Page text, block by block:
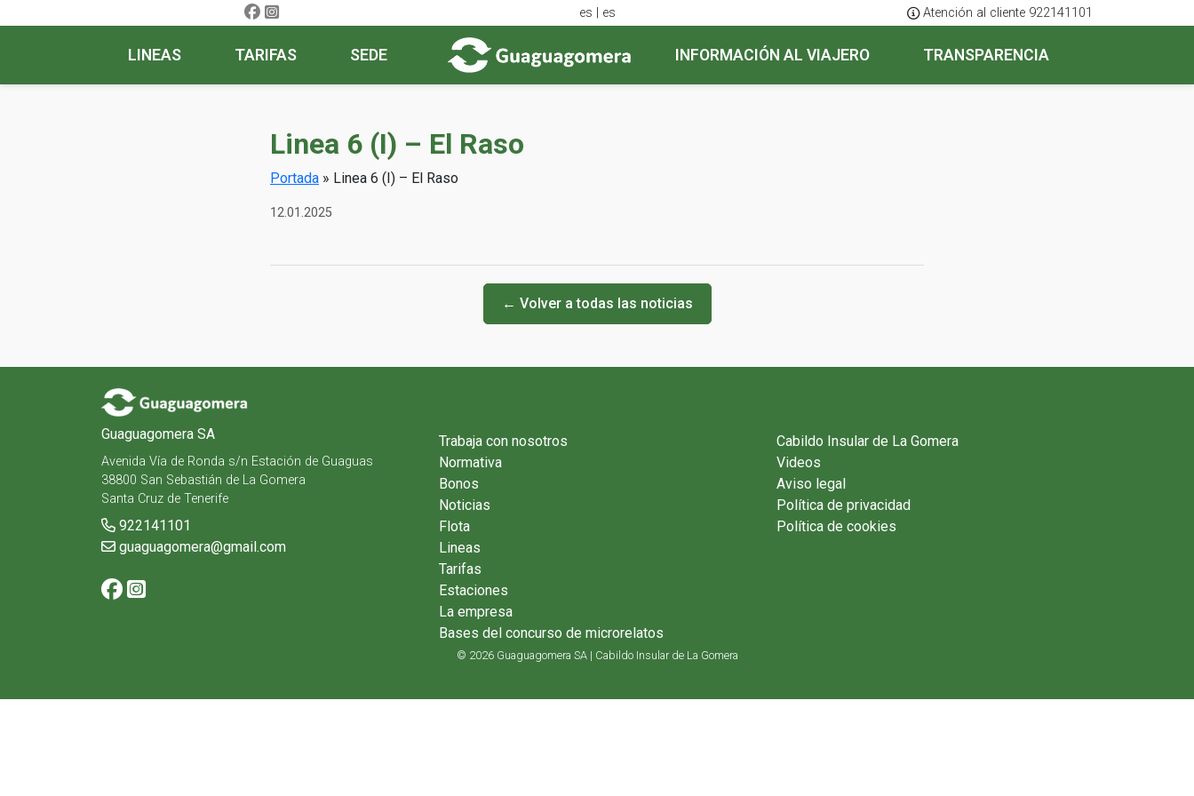
es | es Atención al cliente 922141101
LINEAS TARIFAS SEDE INFORMACIÓN AL VIAJERO TRANSPARENCIA
Linea 6 (I) – El Raso
Portada » Linea 6 (I) – El Raso
12.01.2025
← Volver a todas las noticias
Guaguagomera SA
Avenida Vía de Ronda s/n Estación de Guaguas
38800 San Sebastián de La Gomera
Santa Cruz de Tenerife
922141101
guaguagomera@gmail.com
Trabaja con nosotros
Normativa
Bonos
Noticias
Flota
Lineas
Tarifas
Estaciones
La empresa
Bases del concurso de microrelatos
Cabildo Insular de La Gomera
Videos
Aviso legal
Política de privacidad
Política de cookies
© 2026 Guaguagomera SA | Cabildo Insular de La Gomera